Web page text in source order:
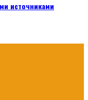
источниками